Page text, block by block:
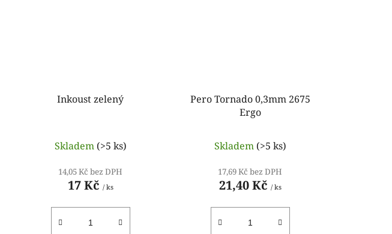
Inkoust zelený
Skladem (>5 ks)
14,05 Kč bez DPH
17 Kč / ks
Pero Tornado 0,3mm 2675
Ergo
Skladem (>5 ks)
17,69 Kč bez DPH
21,40 Kč / ks